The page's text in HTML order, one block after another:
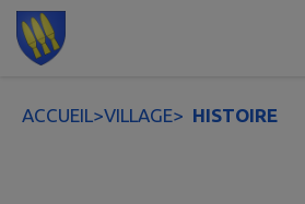
Contenu
ACCUEIL>VILLAGE> HISTOIRE